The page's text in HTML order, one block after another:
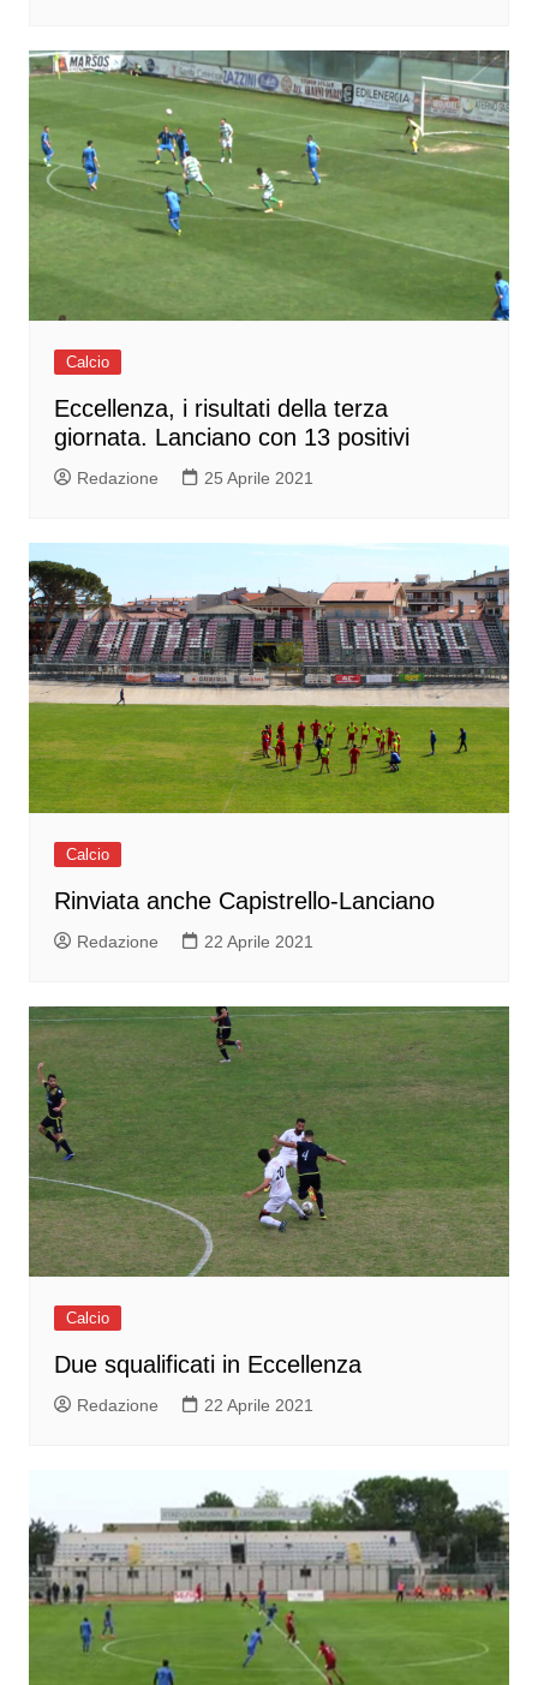
Calcio
Eccellenza, i risultati della terza
giornata. Lanciano con 13 positivi
Redazione 25 Aprile 2021
Calcio
Rinviata anche Capistrello-Lanciano
Redazione 22 Aprile 2021
Calcio
Due squalificati in Eccellenza
Redazione 22 Aprile 2021